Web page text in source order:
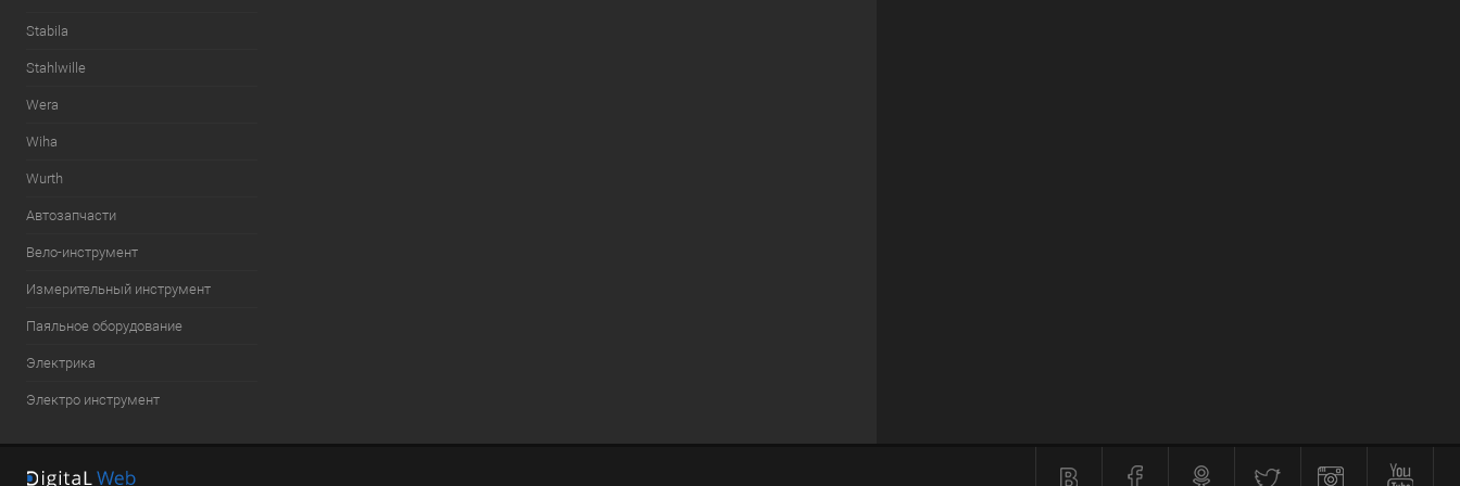
Stabila
Stahlwille
Wera
Wiha
Wurth
Автозапчасти
Вело-инструмент
Измерительный инструмент
Паяльное оборудование
Электрика
Электро инструмент